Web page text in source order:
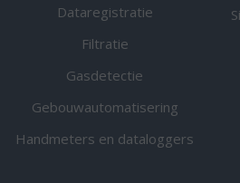
Dataregistratie
Filtratie
Gasdetectie
Gebouwautomatisering
Handmeters en dataloggers